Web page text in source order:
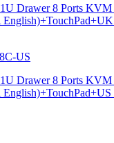
Drawer 8 Ports
US
Drawer 8 Ports